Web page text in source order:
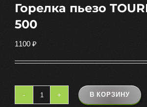
Горелка пьезо
500
1100 ₽
Количество
В КОРЗИНУ